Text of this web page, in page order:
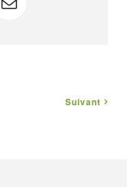
Courriel
Suivant